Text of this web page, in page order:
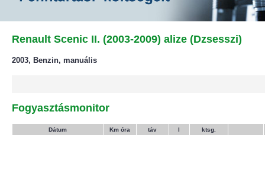
Renault Scenic II. (2003-2009) alize (Dzsesszi)
2003, Benzin, manuális
Fogyasztásmonitor
Dátum Km óra táv l ktsg.